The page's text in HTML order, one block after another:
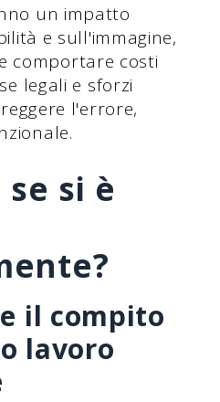
un impatto
e sull'immagine,
comportare costi
legali e sforzi
l'errore,
se si è
il compito
lavoro